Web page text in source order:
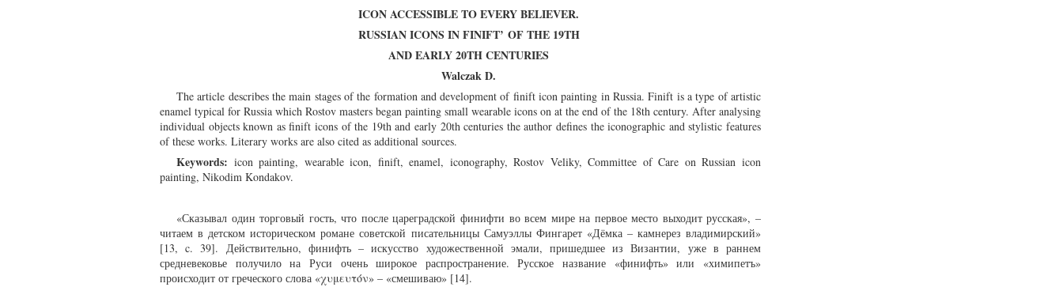
ICON ACCESSIBLE TO EVERY BELIEVER.
RUSSIAN ICONS IN FINIFT’ OF THE 19TH
AND EARLY 20TH CENTURIES
Walczak D.
The article describes the main stages of the formation and development of finift icon painting in Russia. Finift is a type of artistic
enamel typical for Russia which Rostov masters began painting small wearable icons on at the end of the 18th century. After analysing
individual objects known as finift icons of the 19th and early 20th centuries the author defines the iconographic and stylistic features
of these works. Literary works are also cited as additional sources.
Keywords: icon painting, wearable icon, finift, enamel, iconography, Rostov Veliky, Committee of Care on Russian icon
painting, Nikodim Kondakov.
«Сказывал один торговый гость, что после цареградской финифти во всем мире на первое место выходит русская», –
читаем в детском историческом романе советской писательницы Самуэллы Фингарет «Дёмка – камнерез владимирский»
[13, c. 39]. Действительно, финифть – искусство художественной эмали, пришедшее из Византии, уже в раннем
средневековье получило на Руси очень широкое распространение. Русское название «финифть» или «химипетъ»
происходит от греческого слова «χυμευτόν» – «смешиваю» [14].